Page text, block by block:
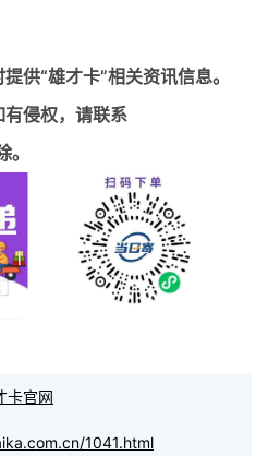
供“雄才卡”相关资讯信息。
侵权，请联系
卡官网
1041.html